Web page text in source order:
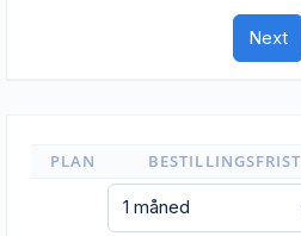
PLAN BESTILLINGSFRIST